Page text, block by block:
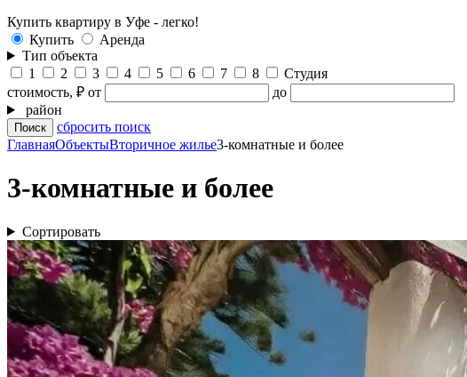
Купить квартиру в Уфе - легко!
Купить
Аренда
Тип объекта
1
2 3 4 5 6 7 8
Студия
стоимость, ₽ от
до
район
сбросить поиск
ГлавнаяОбъектыВторичное жилье3-комнатные и более
3-комнатные и более
Сортировать